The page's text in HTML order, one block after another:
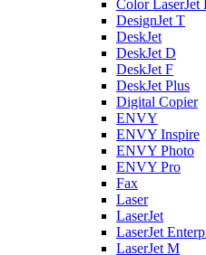
Color LaserJet
DesignJet T
DeskJet
DeskJet D
DeskJet F
DeskJet Plus
Digital Copier
ENVY
ENVY Inspire
ENVY Photo
ENVY Pro
Fax
Laser
LaserJet
LaserJet
LaserJet M